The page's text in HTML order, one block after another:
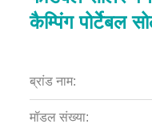
कैम्पिंग पोर्टेबल
ब्रांड नाम:
मॉडल संख्या: